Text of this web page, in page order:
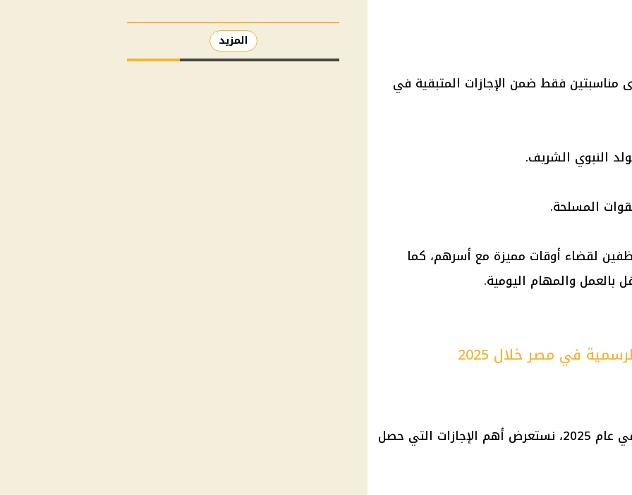
فقط ضمن الإجازات المتبقية في
لقضاء أوقات مميزة مع أسرهم، كما
بالعمل والمهام اليومية.
في مصر خلال 2025
قبل الحديث عن الإجازات المتبقية في عام 2025، نستعرض أهم الإجازات التي حصل
المزيد